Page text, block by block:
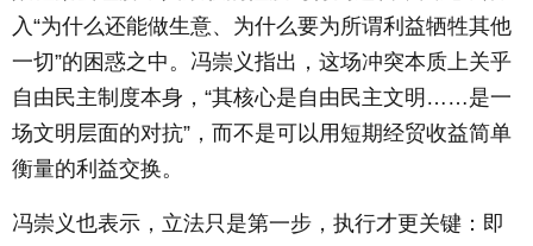
入“为什么还能做生意、为什么要为所谓利益牺牲其他
一切”的困惑之中。冯崇义指出，这场冲突本质上关乎
自由民主制度本身，“其核心是自由民主文明……是一
场文明层面的对抗”，而不是可以用短期经贸收益简单
衡量的利益交换。
冯崇义也表示，立法只是第一步，执行才更关键：即